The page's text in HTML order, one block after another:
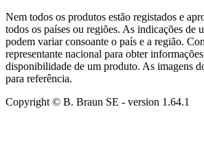
Nem todos os produtos estão registados e
todos os países ou regiões. As indicações de
podem variar consoante o país e a região.
representante nacional para obter
disponibilidade de um produto. As imagens
para referência.
Copyright © B. Braun SE - version 1.64.1